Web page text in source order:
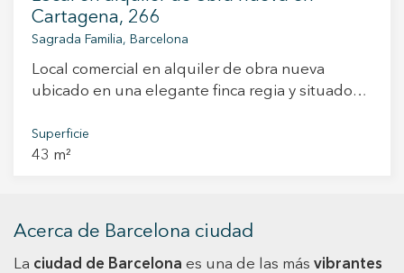
Cartagena, 266
Sagrada Familia, Barcelona
Local comercial en alquiler de obra nueva
ubicado en una elegante finca regia y situado
Sagrada Familia. Este local se halla en la calle
Cartagena, en el famoso distrito de l'Eixample,
comunicado. A pie de calle, céntrico y consta de
y persiana metálica. No tiene salida de humos.
Superficie
43 m²
Acerca de Barcelona ciudad
La ciudad de Barcelona es una de las más vibrantes